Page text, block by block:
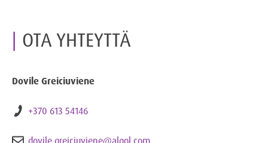
OTA YHTEYTTÄ
Dovile Greiciuviene
+370 613 54146
dovile.greiciuviene@algol.com